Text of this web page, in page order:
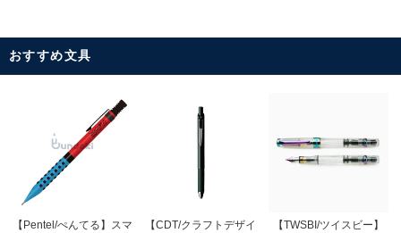
おすすめ文具
【Pentel/ぺんてる】スマ
【CDT/クラフトデザイ
【TWSBI/ツイスビー】